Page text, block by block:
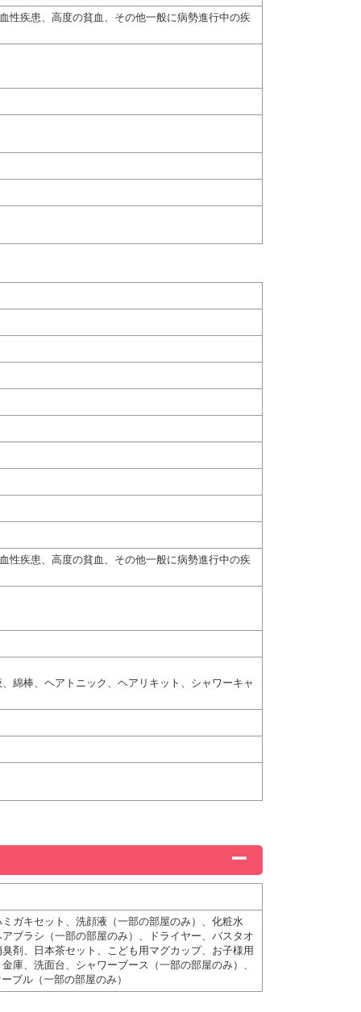
性疾患、高度の貧血、その他一般に病勢進行中の疾
性疾患、高度の貧血、その他一般に病勢進行中の疾
綿棒、ヘアトニック、ヘアリキット、シャワーキャ
ガキセット、洗顔液（一部の部屋のみ）、化粧水
ブラシ（一部の部屋のみ）、ドライヤー、バスタオ
剤、日本茶セット、こども用マグカップ、お子様用
庫、洗面台、シャワーブース（一部の部屋のみ）、
ブル（一部の部屋のみ）